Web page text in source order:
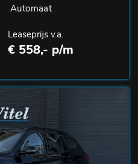
Automaat
Leaseprijs v.a.
€ 558,- p/m